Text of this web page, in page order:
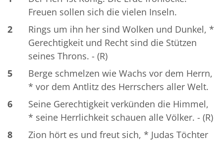
Freuen sollen sich die vielen Inseln.
2
Rings um ihn her sind Wolken und Dunkel, *
Gerechtigkeit und Recht sind die Stützen
seines Throns. - (R)
5
Berge schmelzen wie Wachs vor dem Herrn,
* vor dem Antlitz des Herrschers aller Welt.
6
Seine Gerechtigkeit verkünden die Himmel,
* seine Herrlichkeit schauen alle Völker. - (R)
8
Zion hört es und freut sich, * Judas Töchter